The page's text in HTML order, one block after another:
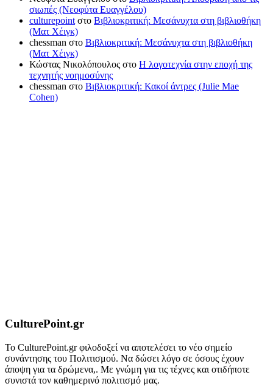
σιωπές (Νεοφύτα Ευαγγέλου)
culturepoint στο Βιβλιοκριτική: Μεσάνυχτα στη βιβλιοθήκη
(Ματ Χέιγκ)
chessman στο Βιβλιοκριτική: Μεσάνυχτα στη βιβλιοθήκη
(Ματ Χέιγκ)
Κώστας Νικολόπουλος στο Η λογοτεχνία στην εποχή της
τεχνητής νοημοσύνης
chessman στο Βιβλιοκριτική: Κακοί άντρες (Julie Mae
Cohen)
CulturePoint.gr
Το CulturePoint.gr φιλοδοξεί να αποτελέσει το νέο σημείο
συνάντησης του Πολιτισμού. Να δώσει λόγο σε όσους έχουν
άποψη για τα δρώμενα,. Με γνώμη για τις τέχνες και οτιδήποτε
συνιστά τον καθημερινό πολιτισμό μας.